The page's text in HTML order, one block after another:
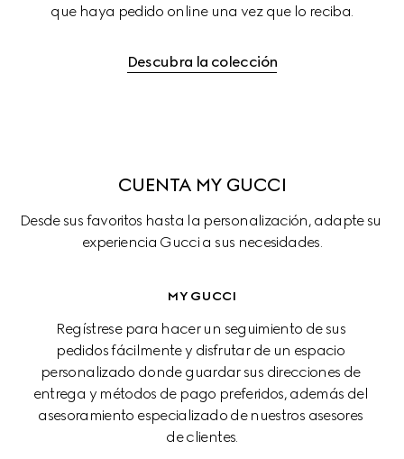
que haya pedido online una vez que lo reciba.
Descubra la colección
CUENTA MY GUCCI
Desde sus favoritos hasta la personalización, adapte su
experiencia Gucci a sus necesidades.
MY GUCCI
Regístrese para hacer un seguimiento de sus
pedidos fácilmente y disfrutar de un espacio
personalizado donde guardar sus direcciones de
entrega y métodos de pago preferidos, además del
asesoramiento especializado de nuestros asesores
de clientes.